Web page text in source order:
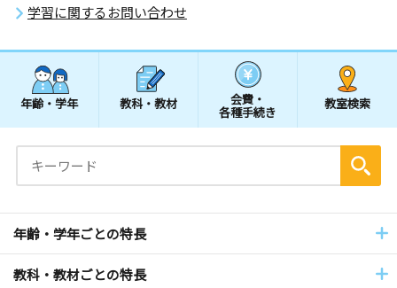
学習に関するお問い合わせ
年齢・学年 教科・教材 会費・
各種手続き
教室検索
年齢・学年ごとの特長
教科・教材ごとの特長